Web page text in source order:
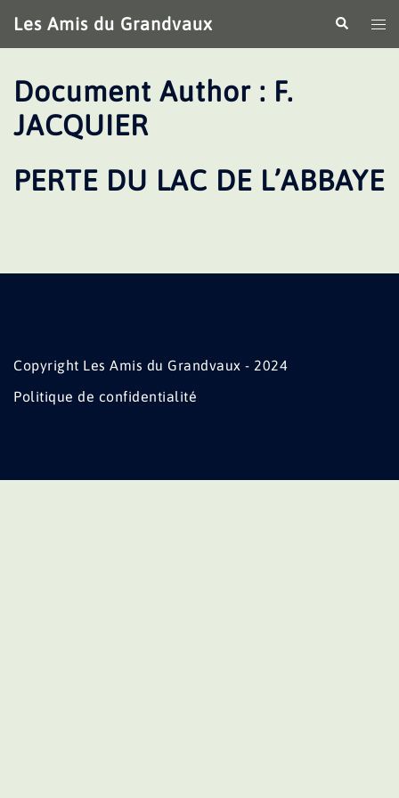
au
contenu
Les Amis du Grandvaux
le
Document Author : F.
JACQUIER
PERTE DU LAC DE L’ABBAYE
Copyright Les Amis du Grandvaux - 2024
Politique de confidentialité